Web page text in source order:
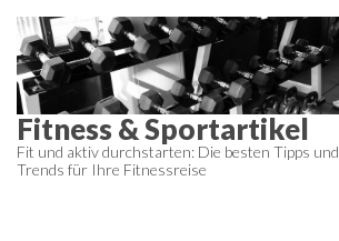
Zum
Inhalt
springen
Fitness & Sportartikel
Fit und aktiv durchstarten: Die besten Tipps und
Trends für Ihre Fitnessreise